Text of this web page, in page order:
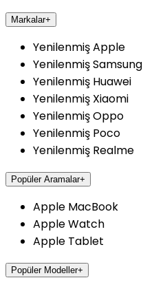
Markalar+
Yenilenmiş Apple
Yenilenmiş Samsung
Yenilenmiş Huawei
Yenilenmiş Xiaomi
Yenilenmiş Oppo
Yenilenmiş Poco
Yenilenmiş Realme
Popüler Aramalar+
Apple MacBook
Apple Watch
Apple Tablet
Popüler Modeller+